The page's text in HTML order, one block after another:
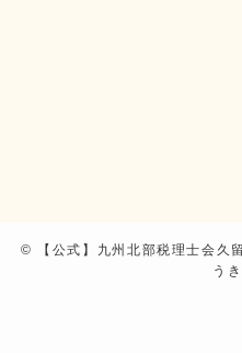
©
【公式】九州北部税理士会久
う